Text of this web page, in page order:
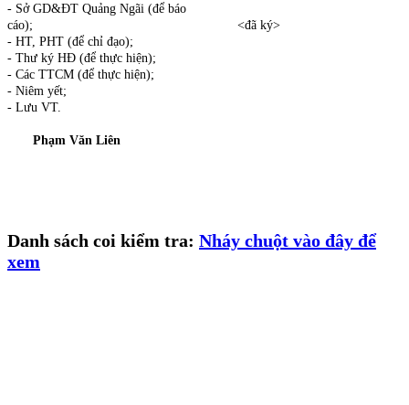
- Sở GD&ĐT Quảng Ngãi (để báo
cáo); <đã ký>
- HT, PHT (để chỉ đạo);
- Thư ký HĐ (để thực hiện);
- Các TTCM (để thực hiện);
- Niêm yết;
- Lưu VT.
Phạm Văn Liên
Danh sách coi kiểm tra: Nháy chuột vào đây để
xem